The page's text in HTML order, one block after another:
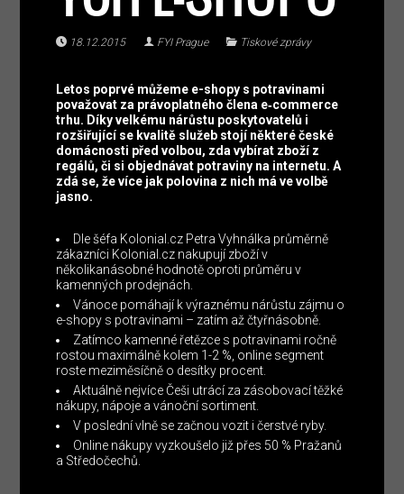
18.12.2015 FYI Prague Tiskové zprávy
Letos poprvé můžeme e-shopy s potravinami
považovat za právoplatného člena e‑commerce
trhu. Díky velkému nárůstu poskytovatelů i
rozšiřující se kvalitě služeb stojí některé české
domácnosti před volbou, zda vybírat zboží z
regálů, či si objednávat potraviny na internetu. A
zdá se, že více jak polovina z nich má ve volbě
jasno.
Dle šéfa Kolonial.cz Petra Vyhnálka průměrně
zákazníci Kolonial.cz nakupují zboží v
několikanásobné hodnotě oproti průměru v
kamenných prodejnách.
Vánoce pomáhají k výraznému nárůstu zájmu o
e-shopy s potravinami – zatím až čtyřnásobně.
Zatímco kamenné řetězce s potravinami ročně
rostou maximálně kolem 1-2 %, online segment
roste meziměsíčně o desítky procent.
Aktuálně nejvíce Češi utrácí za zásobovací těžké
nákupy, nápoje a vánoční sortiment.
V poslední vlně se začnou vozit i čerstvé ryby.
Online nákupy vyzkoušelo již přes 50 % Pražanů
a Středočechů.